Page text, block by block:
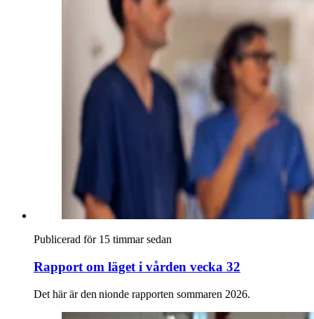
Publicerad för 15 timmar sedan
Rapport om läget i vården vecka 32
Det här är den nionde rapporten sommaren 2026.